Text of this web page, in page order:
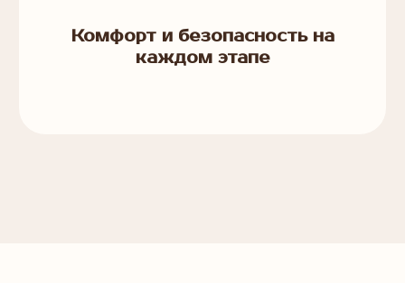
Комфорт и безопасность на
каждом этапе